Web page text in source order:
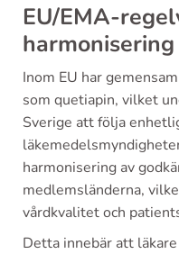
EU/EMA-
harmonisering
Inom EU har
som quetiapin, vilket
Sverige att följa
harmonisering av
medlemsländerna,
vårdkvalitet och
Detta innebär att